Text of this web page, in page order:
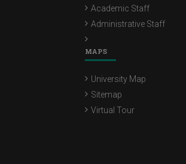
Academic Staff
Administrative Staff
MAPS
University Map
Sitemap
Virtual Tour